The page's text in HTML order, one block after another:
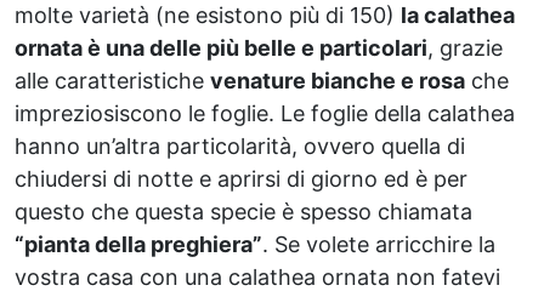
molte varietà (ne esistono più di 150) la calathea
ornata è una delle più belle e particolari, grazie
alle caratteristiche venature bianche e rosa che
impreziosiscono le foglie. Le foglie della calathea
hanno un’altra particolarità, ovvero quella di
chiudersi di notte e aprirsi di giorno ed è per
questo che questa specie è spesso chiamata
“pianta della preghiera”. Se volete arricchire la
vostra casa con una calathea ornata non fatevi